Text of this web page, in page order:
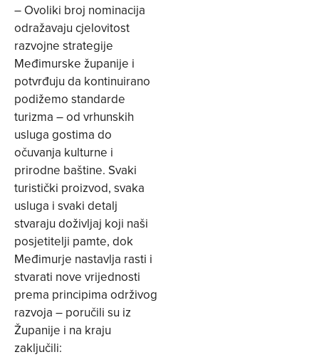
– Ovoliki broj nominacija
odražavaju cjelovitost
razvojne strategije
Međimurske županije i
potvrđuju da kontinuirano
podižemo standarde
turizma – od vrhunskih
usluga gostima do
očuvanja kulturne i
prirodne baštine. Svaki
turistički proizvod, svaka
usluga i svaki detalj
stvaraju doživljaj koji naši
posjetitelji pamte, dok
Međimurje nastavlja rasti i
stvarati nove vrijednosti
prema principima održivog
razvoja – poručili su iz
Županije i na kraju
zaključili: